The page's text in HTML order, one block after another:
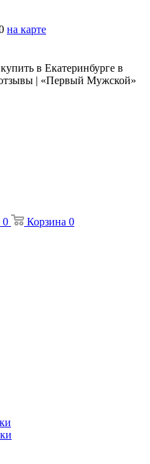
на карте
в Екатеринбурге в
| «Первый Мужской»
0 Корзина 0